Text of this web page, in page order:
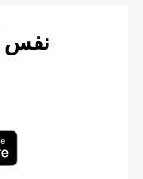
نفس